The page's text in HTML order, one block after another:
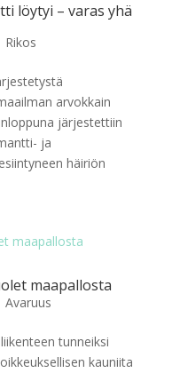
löytyi – varas yhä
Rikos
arvokkain
järjestettiin
ja
häiriön
maapallosta
Avaruus
tunneiksi
kauniita